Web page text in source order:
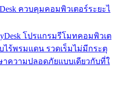
ควบคุมคอมพิวเตอร์ระยะไ
โปรแกรมรีโมทคอมพิวเต
ร้พรมแดน รวดเร็มไม่มีกระตุ
ความปลอดภัยแบบเดียวกับที่ใ